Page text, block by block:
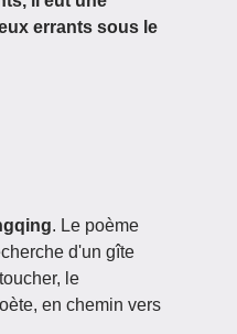
errants sous le
. Le poème
d'un gîte
le
en chemin vers